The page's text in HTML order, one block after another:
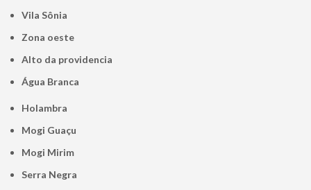
Vila Sônia
Zona oeste
alto da providencia
Água Branca
Holambra
Mogi Guaçu
Mogi Mirim
Serra Negra